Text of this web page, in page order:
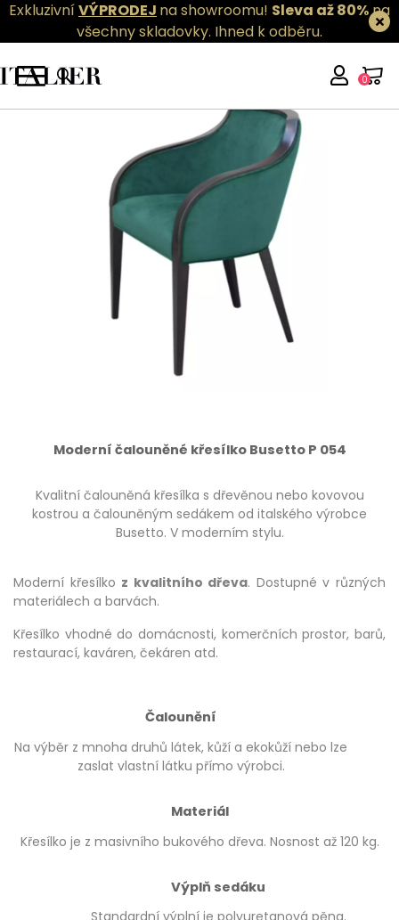
ExkluzivníVÝPRODEJ na showroomu! Sleva až 80%na
všechny skladovky. Ihned k odběru.
0
Moderní čalouněné křesílko Busetto P 054
Kvalitní čalouněná křesílka s dřevěnou nebo kovovou
kostrou a čalouněným sedákem od italského výrobce
Busetto. V moderním stylu.
Moderní křesílko z kvalitního dřeva. Dostupné v různých
materiálech a barvách.
Křesílko vhodné do domácnosti, komerčních prostor, barů,
restaurací, kaváren, čekáren atd.
Čalounění
Na výběr z mnoha druhů látek, kůží a ekokůží nebo lze
zaslat vlastní látku přímo výrobci.
Materiál
Křesílko je z masivního bukového dřeva. Nosnost až 120 kg.
Výplň sedáku